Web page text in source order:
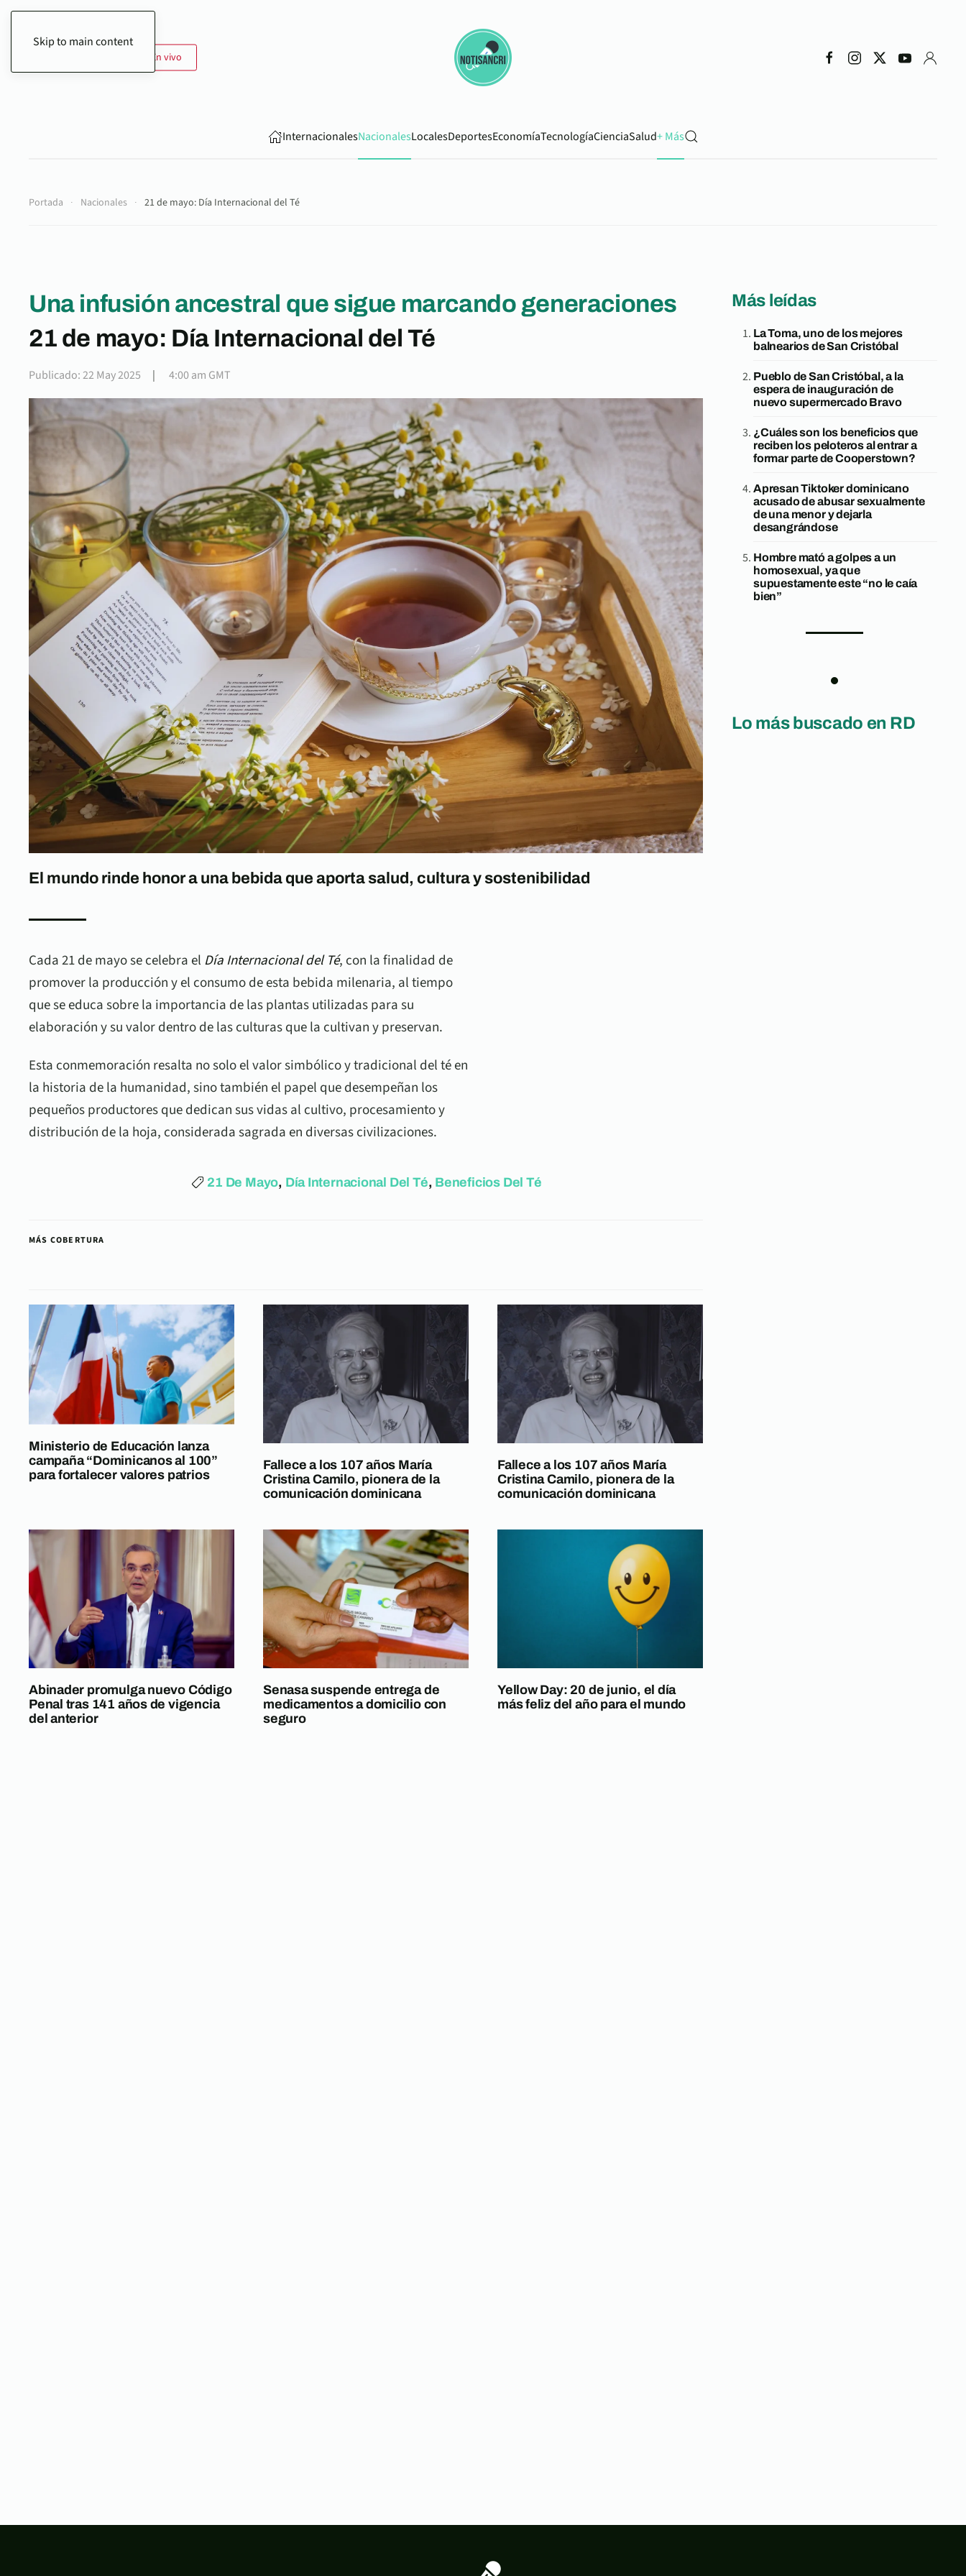
Skip to main content
En vivo
InternacionalesNacionalesLocalesDeportesEconomíaTecnologíaCienciaSalud+ Más
Portada Nacionales 21 de mayo: Día Internacional del Té
Una infusión ancestral que sigue marcando generaciones
21 de mayo: Día Internacional del Té
Publicado: 22 May 2025 | 4:00 am GMT
El mundo rinde honor a una bebida que aporta salud, cultura y sostenibilidad
Cada 21 de mayo se celebra el Día Internacional del Té, con la finalidad de
promover la producción y el consumo de esta bebida milenaria, al tiempo
que se educa sobre la importancia de las plantas utilizadas para su
elaboración y su valor dentro de las culturas que la cultivan y preservan.
Esta conmemoración resalta no solo el valor simbólico y tradicional del té en
la historia de la humanidad, sino también el papel que desempeñan los
pequeños productores que dedican sus vidas al cultivo, procesamiento y
distribución de la hoja, considerada sagrada en diversas civilizaciones.
21 De Mayo, Día Internacional Del Té, Beneficios Del Té
Más leídas
La Toma, uno de los mejores
balnearios de San Cristóbal
Pueblo de San Cristóbal, a la
espera de inauguración de
nuevo supermercado Bravo
¿Cuáles son los beneficios que
reciben los peloteros al entrar a
formar parte de Cooperstown?
Apresan Tiktoker dominicano
acusado de abusar sexualmente
de una menor y dejarla
desangrándose
Hombre mató a golpes a un
homosexual, ya que
supuestamente este “no le caía
bien”
Lo más buscado en RD
MÁS COBERTURA
Ministerio de Educación lanza
campaña “Dominicanos al 100”
para fortalecer valores patrios
Fallece a los 107 años María
Cristina Camilo, pionera de la
comunicación dominicana
Fallece a los 107 años María
Cristina Camilo, pionera de la
comunicación dominicana
Abinader promulga nuevo Código
Penal tras 141 años de vigencia
del anterior
Senasa suspende entrega de
medicamentos a domicilio con
seguro
Yellow Day: 20 de junio, el día
más feliz del año para el mundo